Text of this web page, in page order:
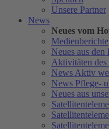
Unsere Partner
News
Neues vom
Medienberichte
Neues aus
Aktivitäten des
News Aktiv
News Pflege-
Neues aus